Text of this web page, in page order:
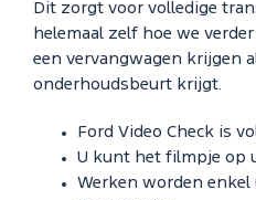
Dit zorgt voor volledige
helemaal zelf hoe we
een vervangwagen krijgen
onderhoudsbeurt krijgt.
Ford Video Check is
U kunt het filmpje op
Werken worden enkel